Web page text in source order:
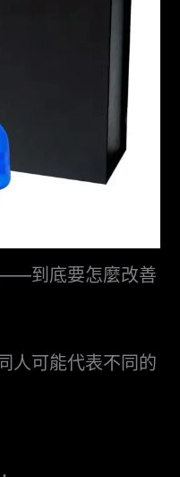
到底要怎麼改善
人可能代表不同的